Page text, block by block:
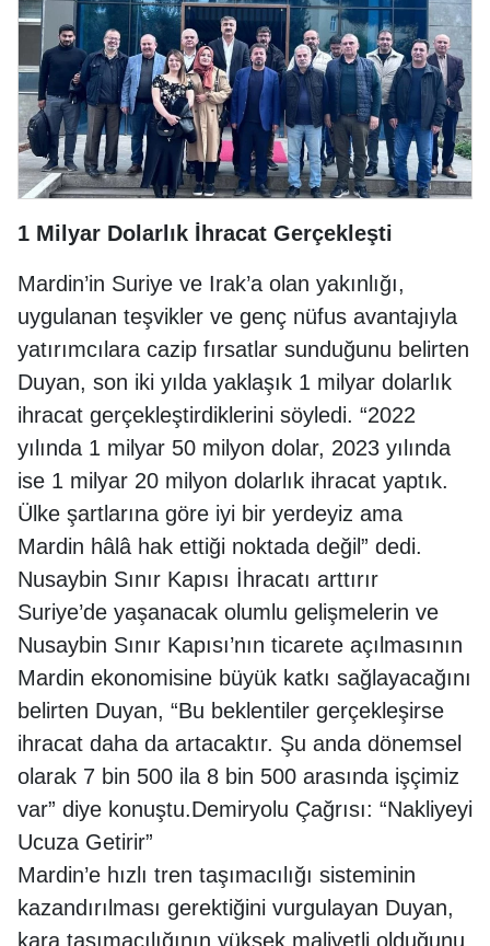
1 Milyar Dolarlık İhracat Gerçekleşti
Mardin’in Suriye ve Irak’a olan yakınlığı,
uygulanan teşvikler ve genç nüfus avantajıyla
yatırımcılara cazip fırsatlar sunduğunu belirten
Duyan, son iki yılda yaklaşık 1 milyar dolarlık
ihracat gerçekleştirdiklerini söyledi. “2022
yılında 1 milyar 50 milyon dolar, 2023 yılında
ise 1 milyar 20 milyon dolarlık ihracat yaptık.
Ülke şartlarına göre iyi bir yerdeyiz ama
Mardin hâlâ hak ettiği noktada değil” dedi.
Nusaybin Sınır Kapısı İhracatı arttırır
Suriye’de yaşanacak olumlu gelişmelerin ve
Nusaybin Sınır Kapısı’nın ticarete açılmasının
Mardin ekonomisine büyük katkı sağlayacağını
belirten Duyan, “Bu beklentiler gerçekleşirse
ihracat daha da artacaktır. Şu anda dönemsel
olarak 7 bin 500 ila 8 bin 500 arasında işçimiz
var” diye konuştu.Demiryolu Çağrısı: “Nakliyeyi
Ucuza Getirir”
Mardin’e hızlı tren taşımacılığı sisteminin
kazandırılması gerektiğini vurgulayan Duyan,
kara taşımacılığının yüksek maliyetli olduğunu